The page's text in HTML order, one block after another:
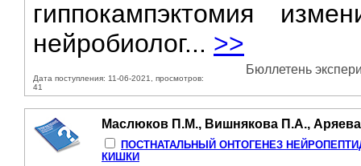
гиппокампэктомия
нейробиолог... >>
Дата поступления: 11-06-2021, просмотров:
41
Бюллетень
Маслюков П.М., Вишнякова П.А.,
ПОСТНАТАЛЬНЫЙ ОНТОГЕНЕЗ
КИШКИ